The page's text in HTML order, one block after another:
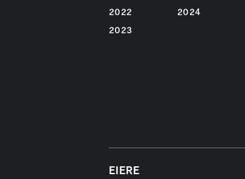
2022
2023
2024
EIERE